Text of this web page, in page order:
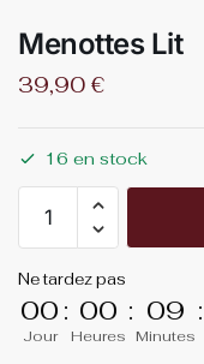
Menottes Lit
39,90 €
16 en stock
Ne tardez pas
00
Jour
: 00
Heures
: 09
Minutes
: